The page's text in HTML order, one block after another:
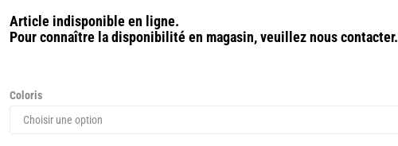
Article indisponible en ligne.
Pour connaître la disponibilité en magasin, veuillez nous contacter.
Coloris